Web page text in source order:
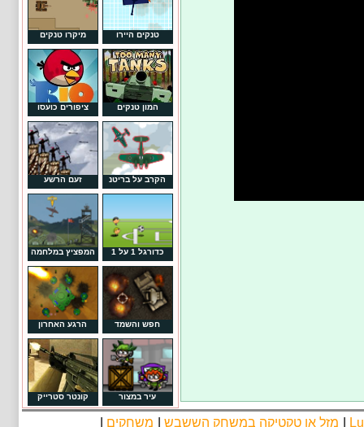
טנקים היירו מיקרו טנקים
המון טנקים ציפורים כועסו
הקרב על בריטנ זעם הרשע
כדורגל 1 על 1 המפציץ במלחמה
חפש והשמד הרגע האחרון
עיר במצור קונטר סטרייק
מזל או טקטיקה במשחק הששבש משחקים